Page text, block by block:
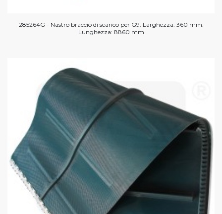
285264G - Nastro braccio di scarico per G9. Larghezza: 360 mm.
Lunghezza: 8860 mm